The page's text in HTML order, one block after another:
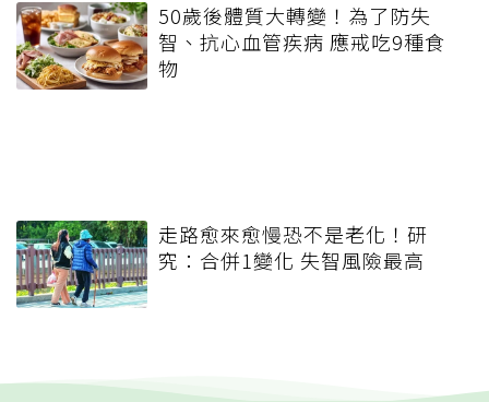
50歲後體質大轉變！為了防失
智、抗心血管疾病 應戒吃9種食
物
走路愈來愈慢恐不是老化！研
究：合併1變化 失智風險最高